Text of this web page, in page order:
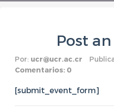
Post
Por: ucr@ucr.ac.cr
Comentarios: 0
[submit_event_form]